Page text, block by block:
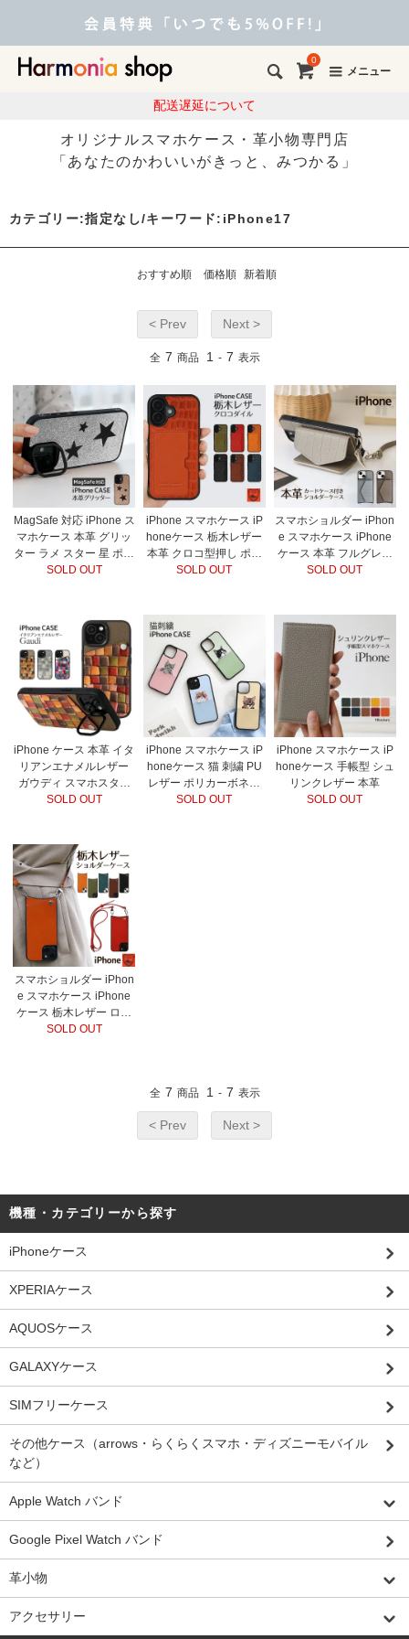
メニュー
0
配送遅延について
オリジナルスマホケース・革小物専門店
「あなたのかわいいがきっと、みつかる」
カテゴリー:指定なし/キーワード:iPhone17
おすすめ順 価格順 新着順
< Prev Next >
全 7 商品 1 - 7 表示
MagSafe 対応 iPhone ス
マホケース 本革 グリッ
ター ラメ スター 星 ポリ
カーボネート スマホス
SOLD OUT
iPhone スマホケース iP
honeケース 栃木レザー
本革 クロコ型押し ポリ
カーボネート カード入
SOLD OUT
スマホショルダー iPhon
e スマホケース iPhone
ケース 本革 フルグレイ
ンレザー クロコ型押し
SOLD OUT
iPhone ケース 本革 イタ
リアンエナメルレザー
ガウディ スマホスタン
ド カードポケット
SOLD OUT
iPhone スマホケース iP
honeケース 猫 刺繍 PU
レザー ポリカーボネー
ト カード入れ グリップ
SOLD OUT
iPhone スマホケース iP
honeケース 手帳型 シュ
リンクレザー 本革
SOLD OUT
スマホショルダー iPhon
e スマホケース iPhone
ケース 栃木レザー ロン
グストラップ
SOLD OUT
全 7 商品 1 - 7 表示
< Prev Next >
機種・カテゴリーから探す
iPhoneケース
XPERIAケース
AQUOSケース
GALAXYケース
SIMフリーケース
その他ケース（arrows・らくらくスマホ・ディズニーモバイル
など）
Apple Watch バンド
Google Pixel Watch バンド
革小物
アクセサリー